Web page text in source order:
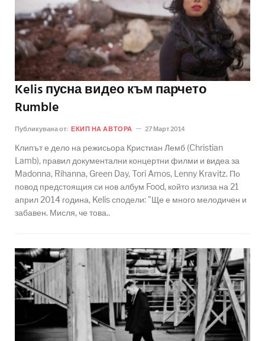
Kelis пусна видео към парчето
Rumble
Публикувана от: ЕКИП НА АВТОРА 27 Март 2014
Клипът е дело на режисьора Кристиан Лемб (Christian
Lamb), правил документални концертни филми и видеа за
Madonna, Rihanna, Green Day, Tori Amos, Lenny Kravitz. По
повод предстоящия си нов албум Food, който излиза на 21
април 2014 година, Kelis сподели: "Ще е много мелодичен и
забавен. Мисля, че това..